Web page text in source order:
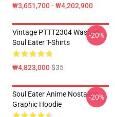
₩3,651,700 - ₩4,202,900
Vintage PTTT2304 Washed
Soul Eater T-Shirts
₩4,823,000$35
-20%
Soul Eater Anime Nostalgia
Graphic Hoodie
-20%